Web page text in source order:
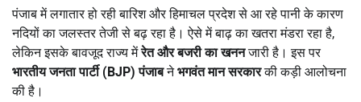
पंजाब में लगातार हो रही बारिश और हिमाचल प्रदेश से आ रहे पानी के कारण
नदियों का जलस्तर तेजी से बढ़ रहा है। ऐसे में बाढ़ का खतरा मंडरा रहा है,
लेकिन इसके बावजूद राज्य मेंरेत और बजरी का खननजारी है। इस पर
भारतीय जनता पार्टी (BJP)पंजाबनेभगवंत मान सरकारकी कड़ी आलोचना
की है।